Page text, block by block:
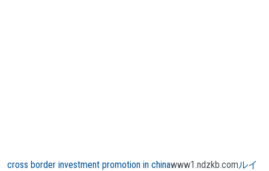
cross border investment promotion in chinawww1.ndzkb.comルイ